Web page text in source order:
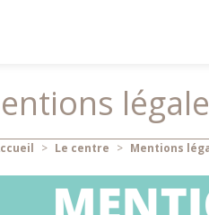
> Le centre > Mentions